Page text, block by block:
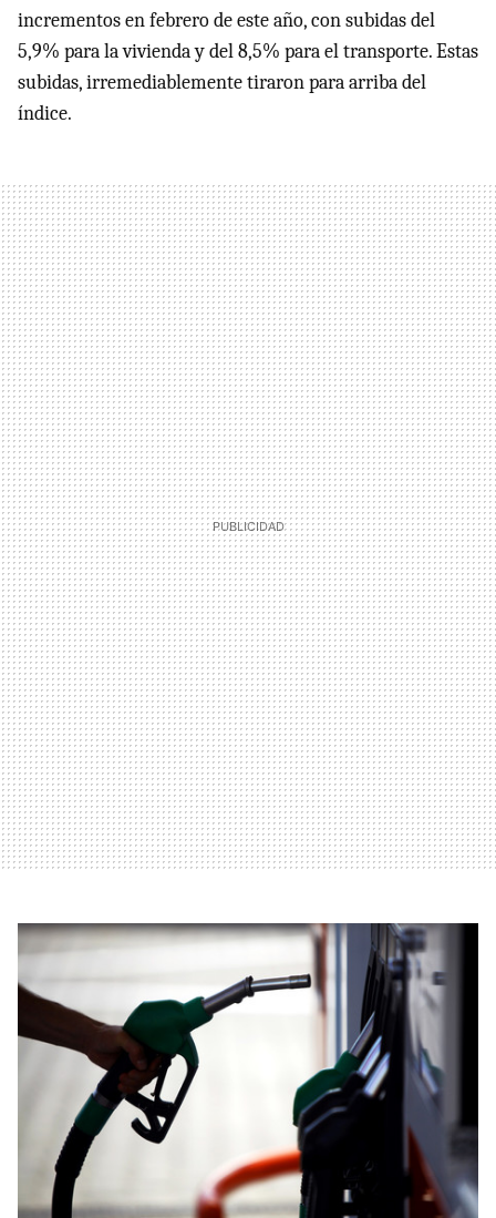
incrementos en febrero de este año, con subidas del
5,9% para la vivienda y del 8,5% para el transporte. Estas
subidas, irremediablemente tiraron para arriba del
índice.